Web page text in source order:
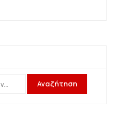
Αναζήτηση